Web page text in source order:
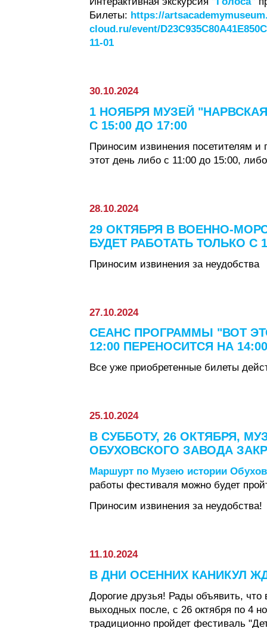
Билеты: https://
cloud.ru/event/
11-01
30.10.2024
1 НОЯБРЯ МУЗЕЙ
С 15:00 ДО 17:00
Приносим извинения посетителям и
этот день либо с 11:00 до 15:00,
28.10.2024
29 ОКТЯБРЯ В ВОЕННО-
БУДЕТ РАБОТАТЬ ТОЛЬКО С
Приносим извинения за неудобства
27.10.2024
СЕАНС ПРОГРАММЫ "ВОТ
12:00 ПЕРЕНОСИТСЯ НА 14:00
Все уже приобретенные билеты
25.10.2024
В СУББОТУ, 26 ОКТЯБРЯ,
ОБУХОВСКОГО ЗАВОДА
Маршурт по Музею истории
работы фестиваля можно будет
Приносим извинения за неудобства!
11.10.2024
В ДНИ ОСЕННИХ КАНИКУЛ
Дорогие друзья! Рады объявить,
выходных после, с 26 октября по 4
традиционно пройдет фестиваль